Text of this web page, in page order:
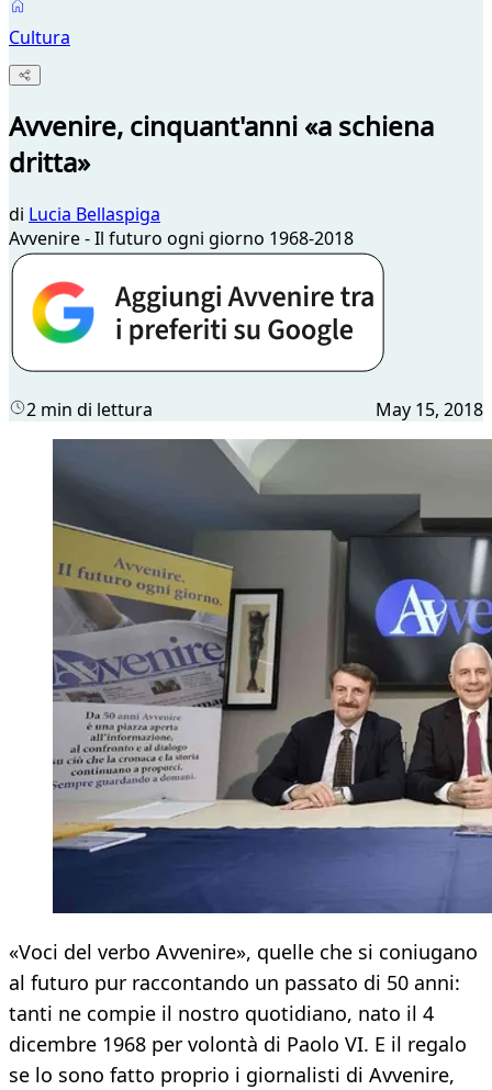
Cultura
Avvenire, cinquant'anni «a schiena
dritta»
di Lucia Bellaspiga
Avvenire - Il futuro ogni giorno 1968-2018
2 min di lettura May 15, 2018
«Voci del verbo Avvenire», quelle che si coniugano
al futuro pur raccontando un passato di 50 anni:
tanti ne compie il nostro quotidiano, nato il 4
dicembre 1968 per volontà di Paolo VI. E il regalo
se lo sono fatto proprio i giornalisti di Avvenire,